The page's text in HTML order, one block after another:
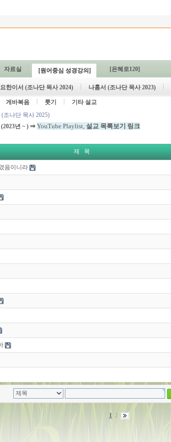
자료실 [원어중심 성경강의] [은혜로120]
요한이서 (조나단 목사 2024) 나훔서 (조나단 목사 2023)
게바복음 룻기 기타 설교
(조나단 목사 2025)
(2023년 ~ ) ⇒ YouTube Playlist, 설교 목록보기 링크
제 목
음이니라
1 2